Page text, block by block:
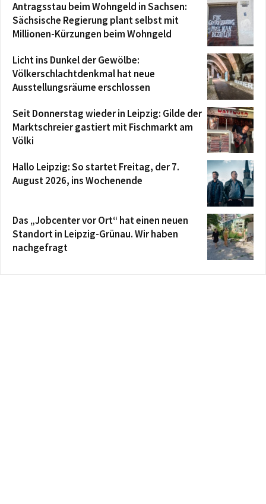
Antragsstau beim Wohngeld in Sachsen:
Sächsische Regierung plant selbst mit
Millionen-Kürzungen beim Wohngeld
Licht ins Dunkel der Gewölbe:
Völkerschlachtdenkmal hat neue
Ausstellungsräume erschlossen
Seit Donnerstag wieder in Leipzig: Gilde der
Marktschreier gastiert mit Fischmarkt am
Völki
Hallo Leipzig: So startet Freitag, der 7.
August 2026, ins Wochenende
Das „Jobcenter vor Ort“ hat einen neuen
Standort in Leipzig-Grünau. Wir haben
nachgefragt